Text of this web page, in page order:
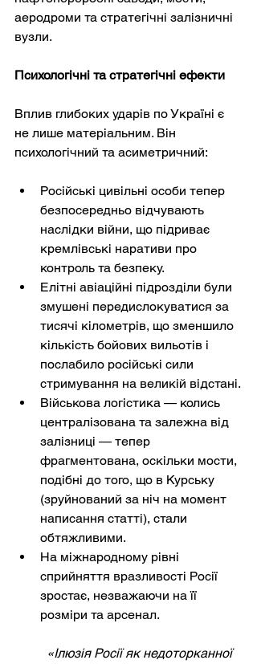
аеродроми та стратегічні залізничні
вузли.
Психологічні та стратегічні ефекти
Вплив глибоких ударів по Україні є
не лише матеріальним. Він
психологічний та асиметричний:
Російські цивільні особи тепер
безпосередньо відчувають
наслідки війни, що підриває
кремлівські наративи про
контроль та безпеку.
Елітні авіаційні підрозділи були
змушені передислокуватися за
тисячі кілометрів, що зменшило
кількість бойових вильотів і
послабило російські сили
стримування на великій відстані.
Військова логістика — колись
централізована та залежна від
залізниці — тепер
фрагментована, оскільки мости,
подібні до того, що в Курську
(зруйнований за ніч на момент
написання статті), стали
обтяжливими.
На міжнародному рівні
сприйняття вразливості Росії
зростає, незважаючи на її
розміри та арсенал.
«Ілюзія Росії як недоторканної